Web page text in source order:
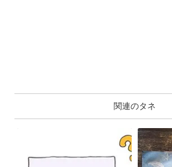
関連のタネ